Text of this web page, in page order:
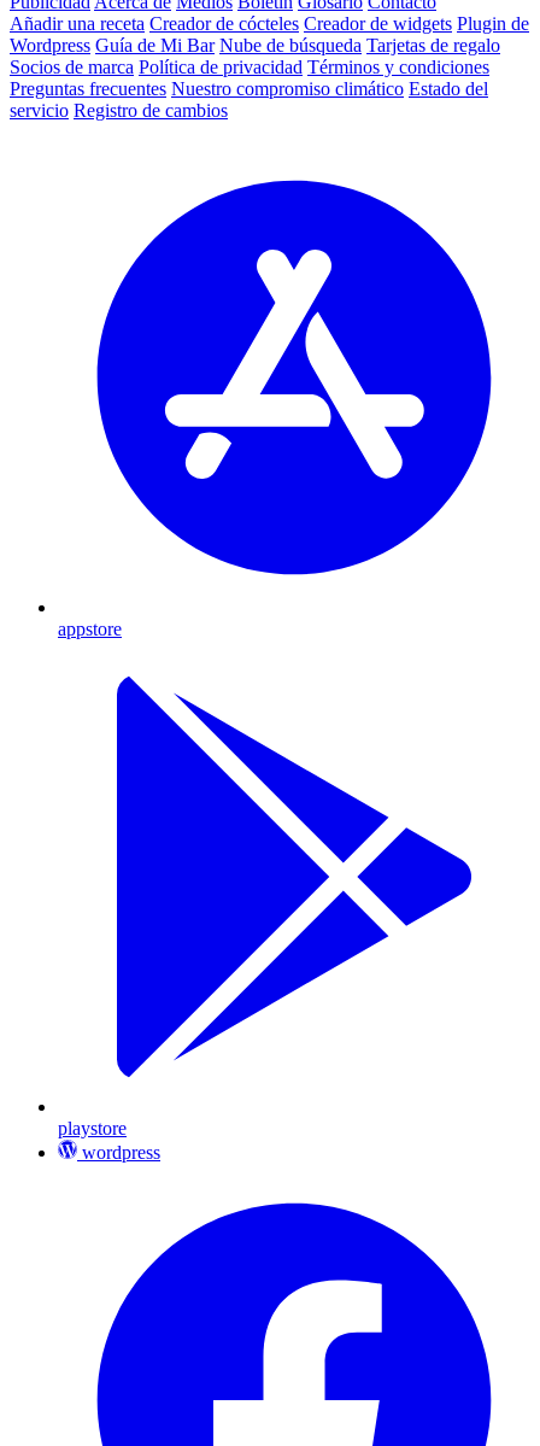
Añadir una receta Creador de cócteles Creador de widgets Plugin de
Wordpress Guía de Mi Bar Nube de búsqueda Tarjetas de regalo
Socios de marca Política de privacidad Términos y condiciones
Preguntas frecuentes Nuestro compromiso climático Estado del
servicio Registro de cambios
appstore
playstore
wordpress